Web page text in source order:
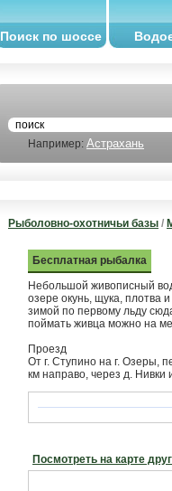
Поиск по шоссе
Например: Астрахань
Рыболовно-охотничьи базы /
Бесплатная рыбалка
Небольшой живописный
озере окунь, щука, плотва
зимой по первому льду
поймать живца можно на
Проезд
От г. Ступино на г. Озеры,
км направо, через д. Нивки
Посмотреть на карте